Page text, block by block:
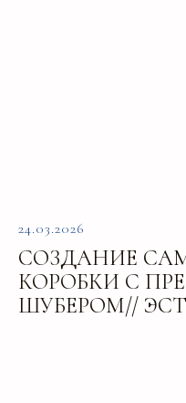
24.03.2026
СОЗДАНИЕ
КОРОБКИ С
ШУБЕРОМ//